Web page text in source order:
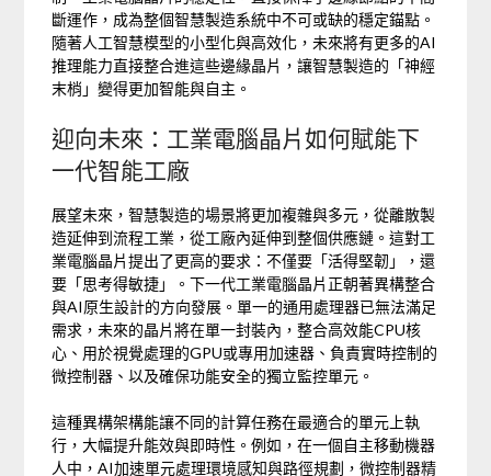
斷運作，成為整個智慧製造系統中不可或缺的穩定錨點。
隨著人工智慧模型的小型化與高效化，未來將有更多的AI
推理能力直接整合進這些邊緣晶片，讓智慧製造的「神經
末梢」變得更加智能與自主。
迎向未來：工業電腦晶片如何賦能下
一代智能工廠
展望未來，智慧製造的場景將更加複雜與多元，從離散製
造延伸到流程工業，從工廠內延伸到整個供應鏈。這對工
業電腦晶片提出了更高的要求：不僅要「活得堅韌」，還
要「思考得敏捷」。下一代工業電腦晶片正朝著異構整合
與AI原生設計的方向發展。單一的通用處理器已無法滿足
需求，未來的晶片將在單一封裝內，整合高效能CPU核
心、用於視覺處理的GPU或專用加速器、負責實時控制的
微控制器、以及確保功能安全的獨立監控單元。
這種異構架構能讓不同的計算任務在最適合的單元上執
行，大幅提升能效與即時性。例如，在一個自主移動機器
人中，AI加速單元處理環境感知與路徑規劃，微控制器精